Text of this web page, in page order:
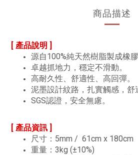
商品描述
[ 產品說明 ]
源自100%純天然樹脂製成橡膠
卓越抓地力，穩定不滑動。
高耐久性、舒適性、高回彈。
泥墨設計紋路，扎實觸感，舒
SGS認證，安全無慮。
[ 產品資訊 ]
尺寸：5mm / 61cm x 180cm
重量：3kg (±10%)